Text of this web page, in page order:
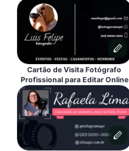
Cartão de Visita Fotógrafo
Profissional para Editar Online